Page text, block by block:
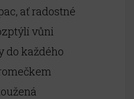
ať radostné
vůni
do každého